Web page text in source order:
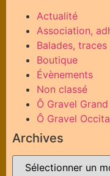
Actualité
Association,
Balades, traces
Boutique
Évènements
Non classé
Ô Gravel
Ô Gravel
Archives